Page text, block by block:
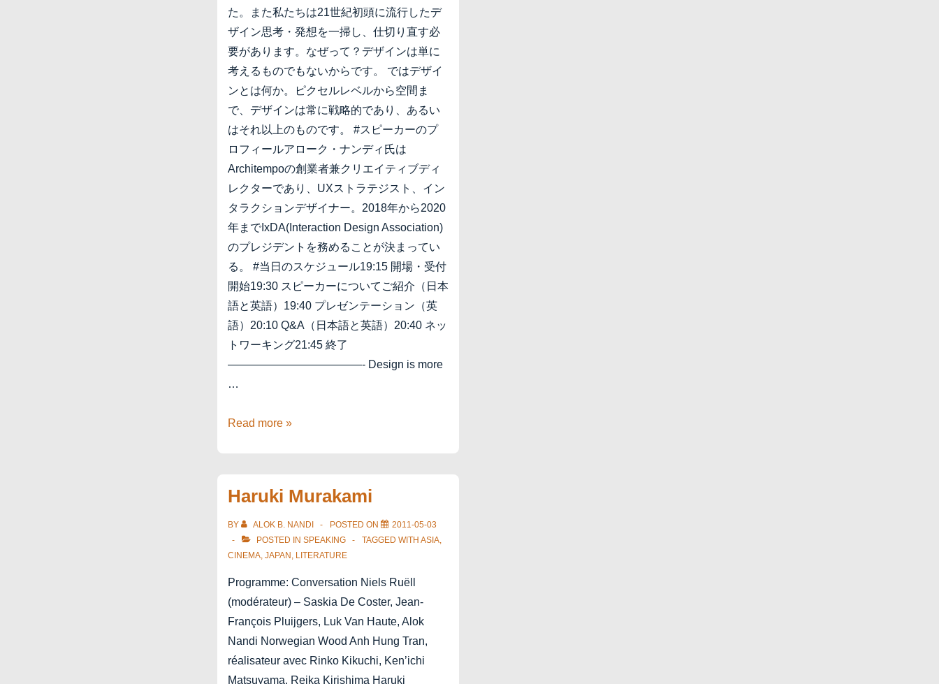
た。また私たちは21世紀初頭に流行したデ
ザイン思考・発想を一掃し、仕切り直す必
要があります。なぜって？デザインは単に
考えるものでもないからです。 ではデザイ
ンとは何か。ピクセルレベルから空間ま
で、デザインは常に戦略的であり、あるい
はそれ以上のものです。 #スピーカーのプ
ロフィールアローク・ナンディ氏は
Architempoの創業者兼クリエイティブディ
レクターであり、UXストラテジスト、イン
タラクションデザイナー。2018年から2020
年までIxDA(Interaction Design Association)
のプレジデントを務めることが決まってい
る。 #当日のスケジュール19:15 開場・受付
開始19:30 スピーカーについてご紹介（日本
語と英語）19:40 プレゼンテーション（英
語）20:10 Q&A（日本語と英語）20:40 ネッ
トワーキング21:45 終了
————————————- Design is more
…
Tokyo
Pushing
Read more »
Haruki Murakami
BY ALOK B. NANDI POSTED ON
2011-05-03
POSTED IN SPEAKING TAGGED WITH ASIA,
CINEMA, JAPAN , LITERATURE
Programme: Conversation Niels Ruëll
(modérateur) – Saskia De Coster, Jean-
François Pluijgers, Luk Van Haute, Alok
Nandi Norwegian Wood Anh Hung Tran,
réalisateur avec Rinko Kikuchi, Ken’ichi
Matsuyama, Reika Kirishima Haruki